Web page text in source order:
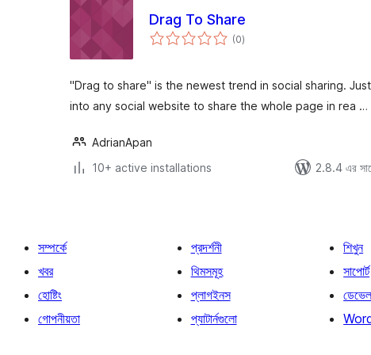
Drag To Share
(0total
ratings
)
"Drag to share" is the newest trend in social sharing.
into any social website to share the whole page in rea …
AdrianApan
10+ active installations
2.8.4 এর
সম্পর্কে
খবর
হোষ্টিং
গোপনীয়তা
প্রদর্শনী
থিমসমূহ
প্লাগইনস
প্যাটার্নগুলো
শিখুন
সাপোর্ট